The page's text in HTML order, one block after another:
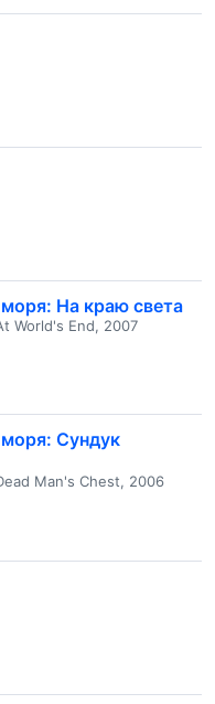
На краю света
World's End, 2007
Сундук
Man's Chest, 2006